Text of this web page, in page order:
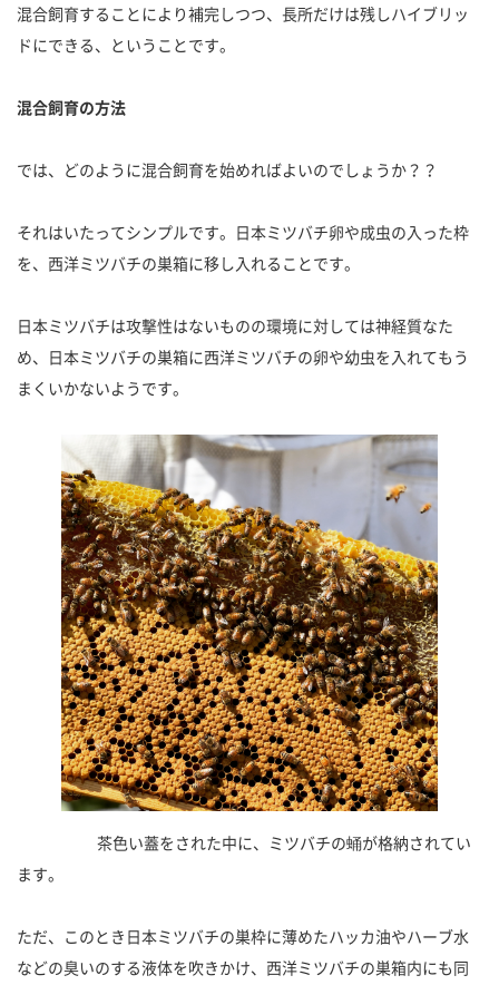
混合飼育することにより補完しつつ、長所だけは残しハイブリッ
ドにできる、ということです。
混合飼育の方法
では、どのように混合飼育を始めればよいのでしょうか？？
それはいたってシンプルです。日本ミツバチ卵や成虫の入った枠
を、西洋ミツバチの巣箱に移し入れることです。
日本ミツバチは攻撃性はないものの環境に対しては神経質なた
め、日本ミツバチの巣箱に西洋ミツバチの卵や幼虫を入れてもう
まくいかないようです。
茶色い蓋をされた中に、ミツバチの蛹が格納されてい
ます。
ただ、このとき日本ミツバチの巣枠に薄めたハッカ油やハーブ水
などの臭いのする液体を吹きかけ、西洋ミツバチの巣箱内にも同